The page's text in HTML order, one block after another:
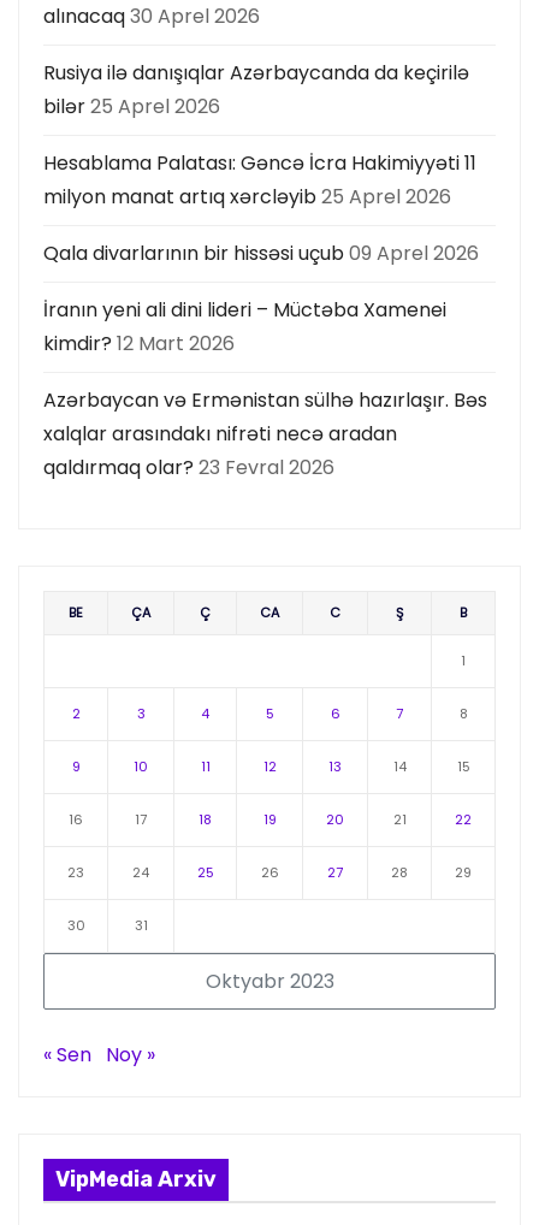
alınacaq30 Aprel 2026
Rusiya ilə danışıqlar Azərbaycanda da keçirilə
bilər25 Aprel 2026
Hesablama Palatası: Gəncə İcra Hakimiyyəti 11
milyon manat artıq xərcləyib25 Aprel 2026
Qala divarlarının bir hissəsi uçub09 Aprel 2026
İranın yeni ali dini lideri – Müctəba Xamenei
kimdir? 12 Mart 2026
Azərbaycan və Ermənistan sülhə hazırlaşır. Bəs
xalqlar arasındakı nifrəti necə aradan
qaldırmaq olar? 23 Fevral 2026
Oktyabr 2023
BE ÇA Ç CA C Ş B
1
2 3 4 5 6 7 8
9 10 11 12 13 14 15
16 17 18 19 20 21 22
23 24 25 26 27 28 29
30 31
« Sen Noy »
VipMedia Arxiv